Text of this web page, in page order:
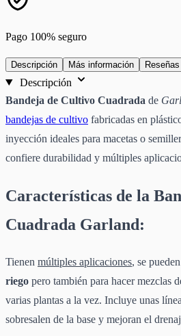
Pago 100% seguro
Descripción Más información Reseñas
Descripción
Bandeja de Cultivo Cuadrada de
bandejas de cultivo fabricadas en
inyección ideales para macetas o
confiere durabilidad y múltiples
Características de la
Cuadrada Garland:
Tienen múltiples aplicaciones, se
riego pero también para hacer mezclas
varias plantas a la vez. Incluye unas
sobresalen de la base y mejoran el